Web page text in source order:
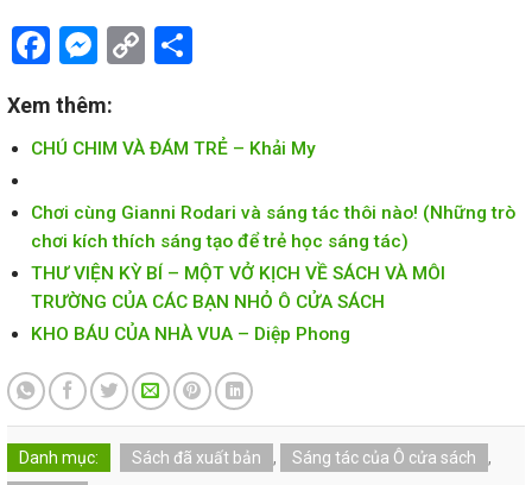
Facebook
Messenger
Copy
Xem thêm:
CHÚ CHIM VÀ ĐÁM TRẺ – Khải My
Chơi cùng Gianni Rodari và sáng tác thôi nào! (Những trò
chơi kích thích sáng tạo để trẻ học sáng tác)
THƯ VIỆN KỲ BÍ – MỘT VỞ KỊCH VỀ SÁCH VÀ MÔI
TRƯỜNG CỦA CÁC BẠN NHỎ Ô CỬA SÁCH
KHO BÁU CỦA NHÀ VUA – Diệp Phong
Danh mục: Sách đã xuất bản , Sáng tác của Ô cửa sách
,